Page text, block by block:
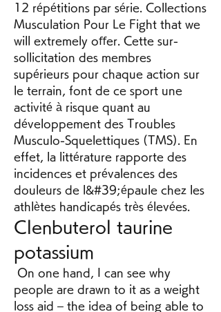
12 répétitions par série. Collections
Musculation Pour Le Fight that we
will extremely oﬀer. Cette sur-
sollicitation des membres
supérieurs pour chaque action sur
le terrain, font de ce sport une
activité à risque quant au
développement des Troubles
Musculo-Squelettiques (TMS). En
effet, la littérature rapporte des
incidences et prévalences des
douleurs de l&#39;épaule chez les
athlètes handicapés très élevées.
Clenbuterol taurine
potassium
people are drawn to it as a weight
loss aid – the idea of being able to